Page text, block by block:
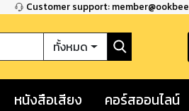
Customer support:
ทั้งหมด
หนังสือเสียง คอร์สออนไลน์